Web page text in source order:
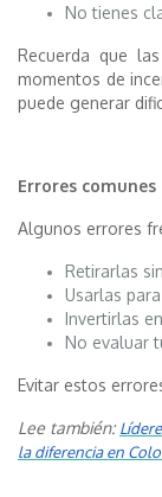
No tienes
Recuerda que
momentos de
puede generar
Errores
Algunos errores
Retirarlas
Usarlas
Invertirlas
No evaluar
Evitar estos
Lee también:
la diferencia en